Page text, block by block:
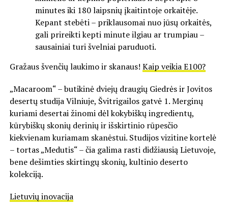
minutes iki 180 laipsnių įkaitintoje orkaitėje.
Kepant stebėti – priklausomai nuo jūsų orkaitės,
gali prireikti kepti minute ilgiau ar trumpiau –
sausainiai turi švelniai paruduoti.
Gražaus švenčių laukimo ir skanaus! Kaip veikia E100?
„Macaroom“ – butikinė dviejų draugių Giedrės ir Jovitos
desertų studija Vilniuje, Švitrigailos gatvė 1. Merginų
kuriami desertai žinomi dėl kokybiškų ingredientų,
kūrybiškų skonių derinių ir išskirtinio rūpesčio
kiekvienam kuriamam skanėstui. Studijos vizitine kortelė
– tortas „Medutis“ – čia galima rasti didžiausią Lietuvoje,
bene dešimties skirtingų skonių, kultinio deserto
kolekciją.
Lietuvių inovacija